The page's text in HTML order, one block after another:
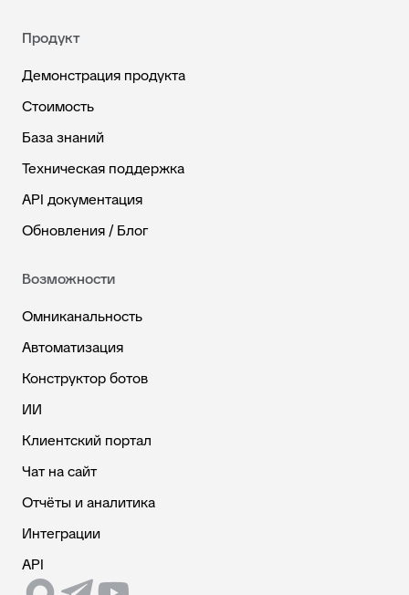
Продукт
Демонстрация продукта
Стоимость
База знаний
Техническая поддержка
API документация
Обновления / Блог
Возможности
Омниканальность
Автоматизация
Конструктор ботов
ИИ
Клиентский портал
Чат на сайт
Отчёты и аналитика
Интеграции
API